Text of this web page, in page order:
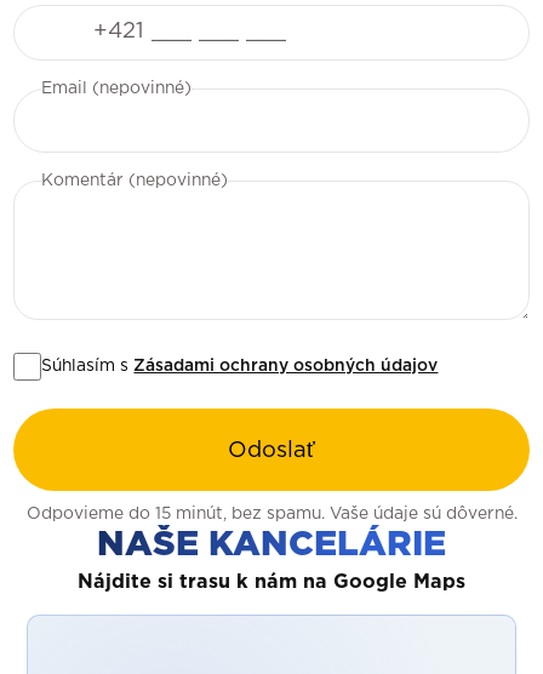
Email (nepovinné)
Komentár (nepovinné)
Súhlasím s Zásadami ochrany osobných údajov
Odoslať
Odpovieme do 15 minút, bez spamu. Vaše údaje sú dôverné.
NAŠE KANCELÁRIE
Nájdite si trasu k nám na Google Maps